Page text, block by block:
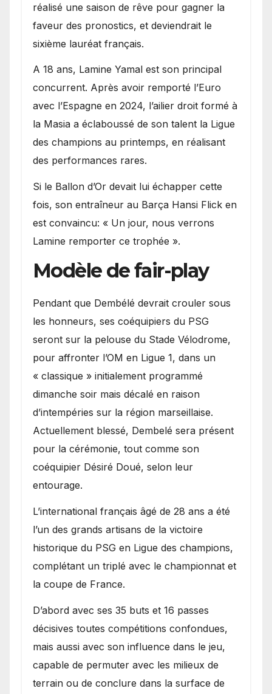
réalisé une saison de rêve pour gagner la
faveur des pronostics, et deviendrait le
sixième lauréat français.
A 18 ans, Lamine Yamal est son principal
concurrent. Après avoir remporté l’Euro
avec l’Espagne en 2024, l’ailier droit formé à
la Masia a éclaboussé de son talent la Ligue
des champions au printemps, en réalisant
des performances rares.
Si le Ballon d’Or devait lui échapper cette
fois, son entraîneur au Barça Hansi Flick en
est convaincu: « Un jour, nous verrons
Lamine remporter ce trophée ».
Modèle de fair-play
Pendant que Dembélé devrait crouler sous
les honneurs, ses coéquipiers du PSG
seront sur la pelouse du Stade Vélodrome,
pour affronter l’OM en Ligue 1, dans un
« classique » initialement programmé
dimanche soir mais décalé en raison
d’intempéries sur la région marseillaise.
Actuellement blessé, Dembelé sera présent
pour la cérémonie, tout comme son
coéquipier Désiré Doué, selon leur
entourage.
L’international français âgé de 28 ans a été
l’un des grands artisans de la victoire
historique du PSG en Ligue des champions,
complétant un triplé avec le championnat et
la coupe de France.
D’abord avec ses 35 buts et 16 passes
décisives toutes compétitions confondues,
mais aussi avec son influence dans le jeu,
capable de permuter avec les milieux de
terrain ou de conclure dans la surface de